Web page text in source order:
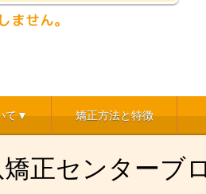
て▼ 矯正方法と特徴
正センターブ